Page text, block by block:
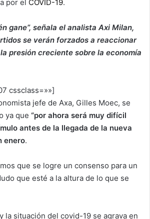
por el COVID-19.
gane”, señala el analista Axi Milan,
se verán forzados a reaccionar
presión creciente sobre la economía
cssclass=»»]
jefe de Axa, Gilles Moec, se
ya que “por ahora será muy difícil
antes de la llegada de la nueva
enero.
que se logre un consenso para un
que esté a la altura de lo que se
la situación del covid-19 se agrava en